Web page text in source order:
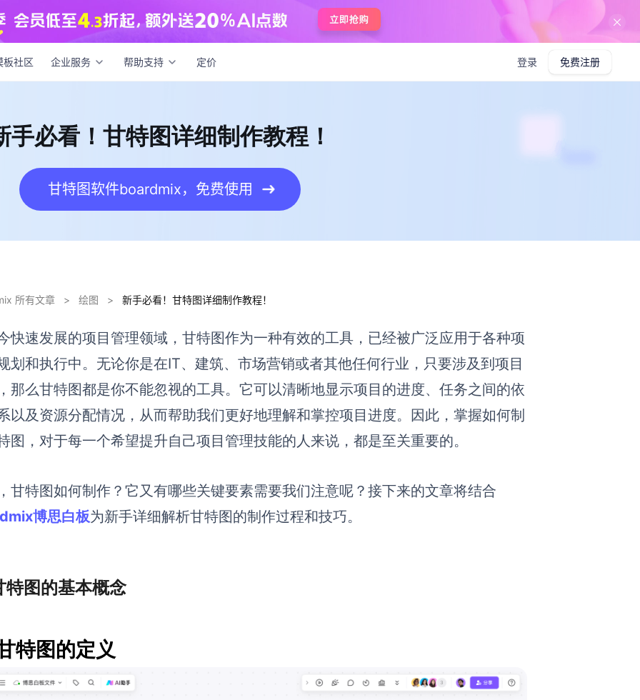
板社区 企业服务 帮助支持 定价 登录 免费注册
！甘特图详细制作教程！
手必看！甘特图详细制作教程！
甘特图软件boardmix，免费使用
所有文章 > 绘图 > 新手必看！甘特图详细制作教程！
快速发展的项目管理领域，甘特图作为一种有效的工具，已经被广泛应用于各种项
划和执行中。无论你是在IT、建筑、市场营销或者其他任何行业，只要涉及到项目
那么甘特图都是你不能忽视的工具。它可以清晰地显示项目的进度、任务之间的依
以及资源分配情况，从而帮助我们更好地理解和掌控项目进度。因此，掌握如何制
图，对于每一个希望提升自己项目管理技能的人来说，都是至关重要的。
甘特图如何制作？它又有哪些关键要素需要我们注意呢？接下来的文章将结合
博思白板为新手详细解析甘特图的制作过程和技巧。
特图的基本概念
特图的定义